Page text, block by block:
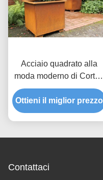
Acciaio quadrato alla
moda moderno di Corten
dei vasi da fiori del
metallo/delle piantatrici
del giardino metallo del
Ottieni il miglior prezzo
Contattaci